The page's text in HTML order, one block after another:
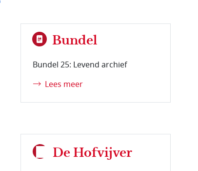
Bundel
Bundel 25: Levend archief
Lees meer
De Hofvijver